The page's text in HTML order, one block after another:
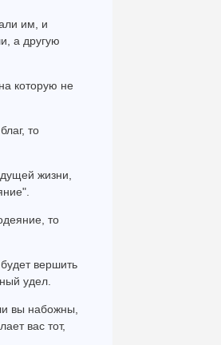
им, и
а другую
которую не
то
жизни,
то
вершить
удел.
вы набожны,
вас тот,